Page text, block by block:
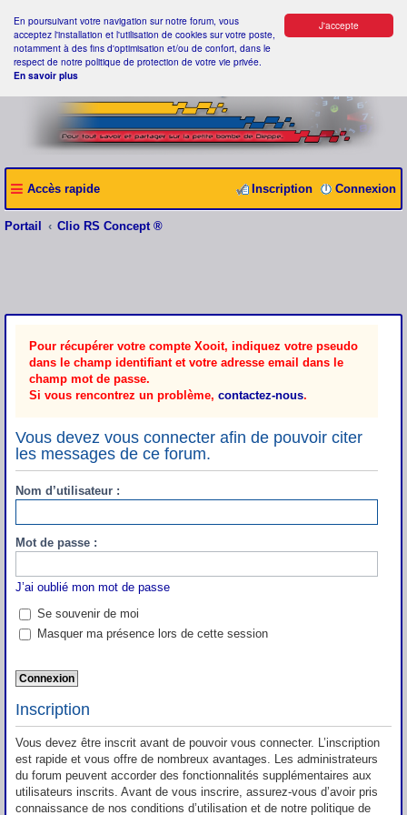
J'accepte
En poursuivant votre navigation sur notre forum, vous
acceptez l'installation et l'utilisation de cookies sur votre poste,
notamment à des fins d'optimisation et/ou de confort, dans le
respect de notre politique de protection de votre vie privée.
En savoir plus
Accès rapide Connexion
Inscription
Portail Clio RS Concept ®
Pour récupérer votre compte Xooit, indiquez votre pseudo
dans le champ identifiant et votre adresse email dans le
champ mot de passe.
Si vous rencontrez un problème, contactez-nous.
Vous devez vous connecter afin de pouvoir citer
les messages de ce forum.
Nom d’utilisateur :
Mot de passe :
J’ai oublié mon mot de passe
Se souvenir de moi
Masquer ma présence lors de cette session
Inscription
Vous devez être inscrit avant de pouvoir vous connecter. L’inscription
est rapide et vous offre de nombreux avantages. Les administrateurs
du forum peuvent accorder des fonctionnalités supplémentaires aux
utilisateurs inscrits. Avant de vous inscrire, assurez-vous d’avoir pris
connaissance de nos conditions d’utilisation et de notre politique de